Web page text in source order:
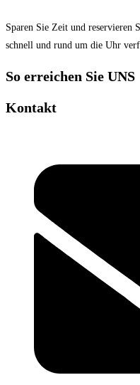
Sparen Sie Zeit und reservieren
schnell und rund um die Uhr
So erreichen Sie UNS
Kontakt